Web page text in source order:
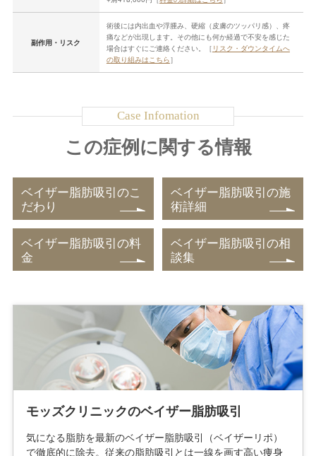
副作用・リスク
術後には内出血や浮腫み、硬縮（皮膚のツッパリ感）、疼
痛などが出現します。その他にも何か経過で不安を感じた
場合はすぐにご連絡ください。［ リスク・ダウンタイムへ
の取り組みはこちら］
この症例に関する情報
ベイザー脂肪吸引のこ
だわり
ベイザー脂肪吸引の施
術詳細
ベイザー脂肪吸引の料
金
ベイザー脂肪吸引の相
談集
モッズクリニックのベイザー脂肪吸引
気になる脂肪を最新のベイザー脂肪吸引（ベイザーリポ）
で徹底的に除去。従来の脂肪吸引とは一線を画す高い痩身